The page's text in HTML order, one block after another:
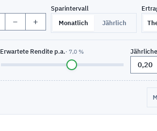
− +
Sparintervall
Monatlich
Jährlich
Erwartete Rendite p.a.· 7,0 %